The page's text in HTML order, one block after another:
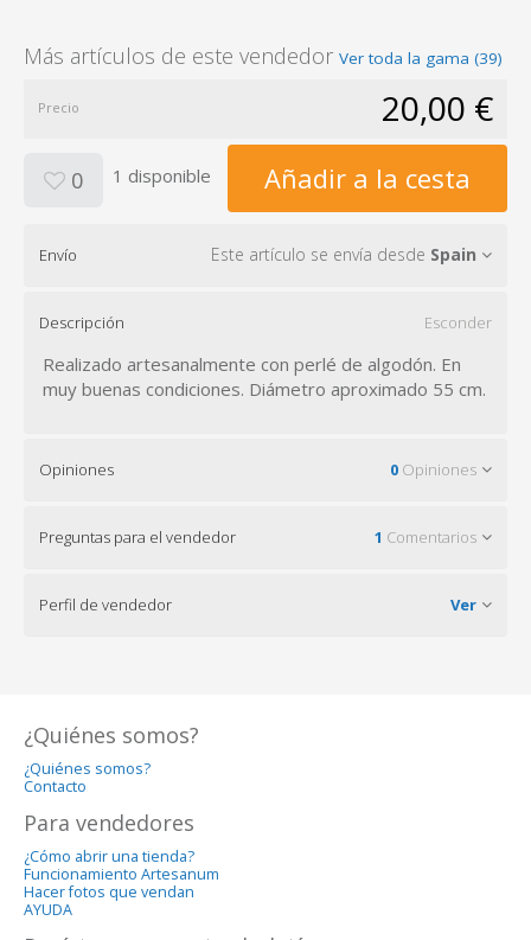
Más artículos de este vendedor Ver toda la gama (39)
Precio 20,00 €
0 1 disponible Añadir a la cesta
Envío Este artículo se envía desde Spain
Descripción Esconder
Realizado artesanalmente con perlé de algodón. En
muy buenas condiciones. Diámetro aproximado 55 cm.
Opiniones 0 Opiniones
Preguntas para el vendedor 1 Comentarios
Perfil de vendedor Ver
¿Quiénes somos?
¿Quiénes somos?
Contacto
Para vendedores
¿Cómo abrir una tienda?
Funcionamiento Artesanum
Hacer fotos que vendan
AYUDA